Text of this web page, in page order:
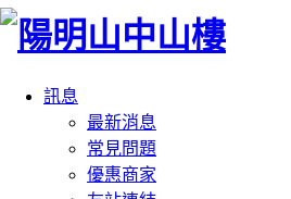
訊息
最新消息
常見問題
優惠商家